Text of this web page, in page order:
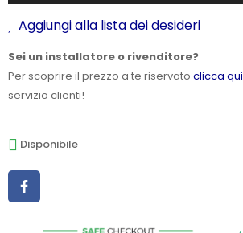
Aggiungi alla lista dei desideri
Sei un installatore o rivenditore?
Per scoprire il prezzo a te riservato clicca qui
servizio clienti!
Disponibile